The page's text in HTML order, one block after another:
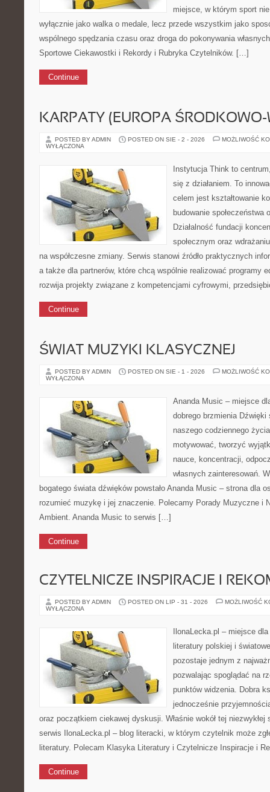
miejsce, w którym sport
wyłącznie jako walka o medale, lecz przede wszystkim jako
wspólnego spędzania czasu oraz droga do pokonywania
Sportowe Ciekawostki i Rekordy i Rubryka Czytelników. […]
Continue
KARPATY (EUROPA
POSTED BY ADMIN POSTED ON SIE - 2 - 2026
MOŻLIWOŚĆ
WYŁĄCZONA
Instytucja Think to
się z działaniem. To
celem jest kształtowanie
budowanie społeczeństwa
Działalność fundacji
społecznym oraz
na współczesne zmiany. Serwis stanowi źródło praktycznych
a także dla partnerów, które chcą wspólnie realizować programy
rozwija projekty związane z kompetencjami cyfrowymi,
Continue
ŚWIAT MUZYKI KLASYCZNEJ
POSTED BY ADMIN POSTED ON SIE - 1 - 2026
MOŻLIWOŚĆ
WYŁĄCZONA
Ananda Music – miejsce
dobrego brzmienia Dźwięki
naszego codziennego
motywować, tworzyć
nauce, koncentracji,
własnych zainteresowań.
bogatego świata dźwięków powstało Ananda Music – strona dla
rozumieć muzykę i jej znaczenie. Polecamy Porady Muzyczne i
Ambient. Ananda Music to serwis […]
Continue
CZYTELNICZE INSPIRACJE I
POSTED BY ADMIN POSTED ON LIP - 31 - 2026
MOŻLIWOŚĆ
WYŁĄCZONA
IlonaLecka.pl – miejsce
literatury polskiej i
pozostaje jednym z
pozwalając spoglądać na
punktów widzenia. Dobra
jednocześnie
oraz początkiem ciekawej dyskusji. Właśnie wokół tej
serwis IlonaLecka.pl – blog literacki, w którym czytelnik może
literatury. Polecam Klasyka Literatury i Czytelnicze Inspiracje i
Continue